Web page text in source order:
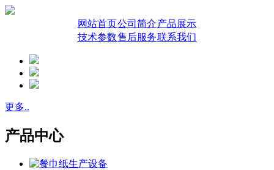
网站首页公司简介产品展示
技术参数售后服务联系我们
更多..
产品中心